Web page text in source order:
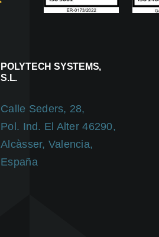
POLYTECH SYSTEMS,
S.L.
Calle Seders, 28,
Pol. Ind. El Alter 46290,
Alcàsser, Valencia,
España